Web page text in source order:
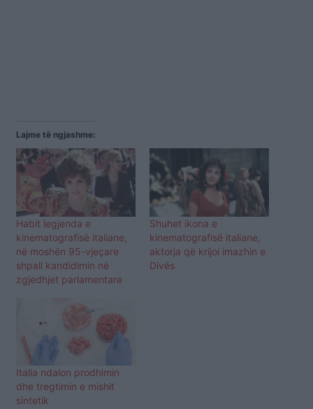
Lajme të ngjashme:
Habit legjenda e
kinematografisë italiane,
në moshën 95-vjeçare
shpall kandidimin në
zgjedhjet parlamentare
Shuhet ikona e
kinematografisë italiane,
aktorja që krijoi imazhin e
Divës
Italia ndalon prodhimin
dhe tregtimin e mishit
sintetik